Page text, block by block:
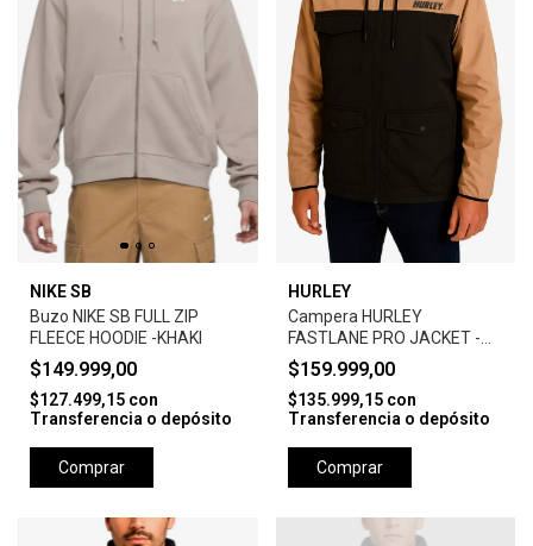
NIKE SB
Buzo NIKE SB FULL ZIP
FLEECE HOODIE -KHAKI
$149.999,00
$127.499,15 con
Transferencia o depósito
Comprar
HURLEY
Campera HURLEY
FASTLANE PRO JACKET -
CAMEL
$159.999,00
$135.999,15 con
Transferencia o depósito
Comprar